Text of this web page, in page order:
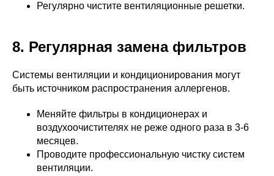
Регулярно чистите вентиляционные решетки.
8. Регулярная замена фильтров
Системы вентиляции и кондиционирования могут
быть источником распространения аллергенов.
Меняйте фильтры в кондиционерах и
воздухоочистителях не реже одного раза в 3-6
месяцев.
Проводите профессиональную чистку систем
вентиляции.